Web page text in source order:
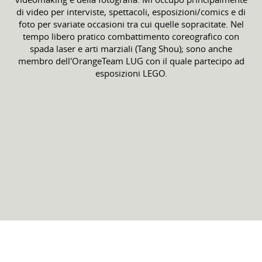
di video per interviste, spettacoli, esposizioni/comics e di
foto per svariate occasioni tra cui quelle sopracitate. Nel
tempo libero pratico combattimento coreografico con
spada laser e arti marziali (Tang Shou); sono anche
membro dell'OrangeTeam LUG con il quale partecipo ad
esposizioni LEGO.